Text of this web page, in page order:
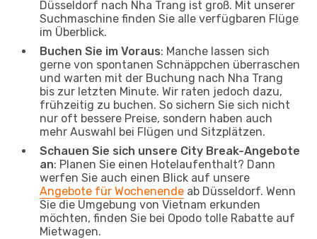
Düsseldorf nach Nha Trang ist groß. Mit unserer
Suchmaschine finden Sie alle verfügbaren Flüge
im Überblick.
Buchen Sie im Voraus: Manche lassen sich
gerne von spontanen Schnäppchen überraschen
und warten mit der Buchung nach Nha Trang
bis zur letzten Minute. Wir raten jedoch dazu,
frühzeitig zu buchen. So sichern Sie sich nicht
nur oft bessere Preise, sondern haben auch
mehr Auswahl bei Flügen und Sitzplätzen.
Schauen Sie sich unsere City Break-Angebote
an: Planen Sie einen Hotelaufenthalt? Dann
werfen Sie auch einen Blick auf unsere
Angebote für Wochenende ab Düsseldorf. Wenn
Sie die Umgebung von Vietnam erkunden
möchten, finden Sie bei Opodo tolle Rabatte auf
Mietwagen.